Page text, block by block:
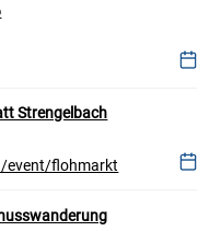
Strengelbach
event/flohmarkt